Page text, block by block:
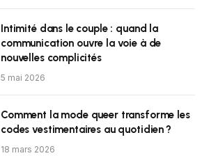
Intimité dans le couple : quand la
communication ouvre la voie à de
nouvelles complicités
5 mai 2026
Comment la mode queer transforme les
codes vestimentaires au quotidien ?
18 mars 2026